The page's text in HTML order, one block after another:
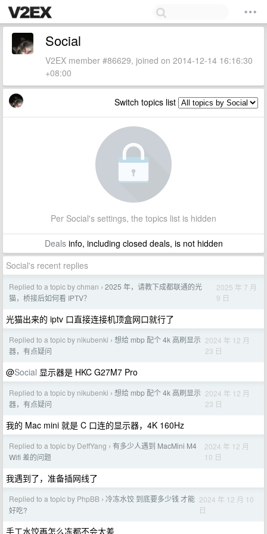
Social
V2EX member #86629, joined on 2014-12-14 16:16:30
+08:00
Switch topics list
Per Social's settings, the topics list is hidden
Dealsinfo, including closed deals, is not hidden
Social's recent replies
Replied to a topic by chman › 2025 年，请教下成都联通的光
猫，桥接后如何看 IPTV？
2025 年 7 月
9 日
光猫出来的 iptv 口直接连接机顶盒网口就行了
Replied to a topic by nikubenki › 想给 mbp 配个 4k 高刷显示
器，有点疑问
2024 年 12 月
23 日
@Social 显示器是 HKC G27M7 Pro
Replied to a topic by nikubenki › 想给 mbp 配个 4k 高刷显示
器，有点疑问
2024 年 12 月
23 日
我的 Mac mini 就是 C 口连的显示器，4K 160Hz
Replied to a topic by DeffYang › 有多少人遇到 MacMini M4
Wifi 差的问题
2024 年 12 月
10 日
我遇到了，准备插网线了
Replied to a topic by PhpBB › 冷冻水饺 到底要多少钱 才能
好吃?
2024 年 12 月 10
日
手工水饺再怎么冻都不会太差